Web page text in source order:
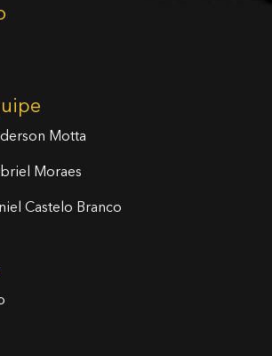
Motta
Moraes
Castelo Branco